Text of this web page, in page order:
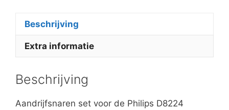
Beschrijving
Extra informatie
Beschrijving
Aandrijfsnaren set voor de Philips D8224